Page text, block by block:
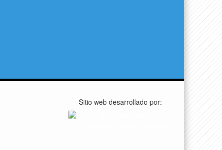
Sitio web desarrollado por: